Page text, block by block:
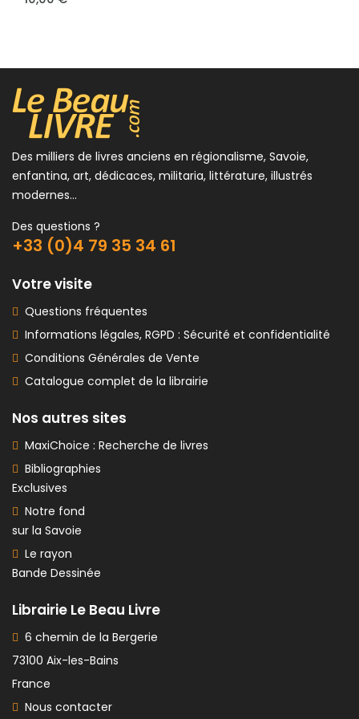
Des milliers de livres anciens en régionalisme, Savoie,
enfantina, art, dédicaces, militaria, littérature, illustrés
modernes...
Des questions ?
+33 (0)4 79 35 34 61
Votre visite
Questions fréquentes
Informations légales, RGPD : Sécurité et confidentialité
Conditions Générales de Vente
Catalogue complet de la librairie
Nos autres sites
MaxiChoice : Recherche de livres
Bibliographies
Exclusives
Notre fond
sur la Savoie
Le rayon
Bande Dessinée
Librairie Le Beau Livre
6 chemin de la Bergerie
73100 Aix-les-Bains
France
Nous contacter